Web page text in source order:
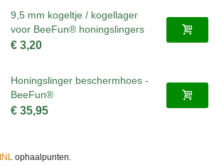
9,5 mm kogeltje / kogellager
voor BeeFun® honingslingers
€ 3,20
Honingslinger beschermhoes -
BeeFun®
€ 35,95
ophaalpunten.